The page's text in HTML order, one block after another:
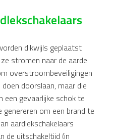
dikwijls geplaatst
stromen naar de aarde
overstroombeveiligingen
doorslaan, maar die
gevaarlijke schok te
om een brand te
aardlekschakelaars
de uitschakeltijd (in